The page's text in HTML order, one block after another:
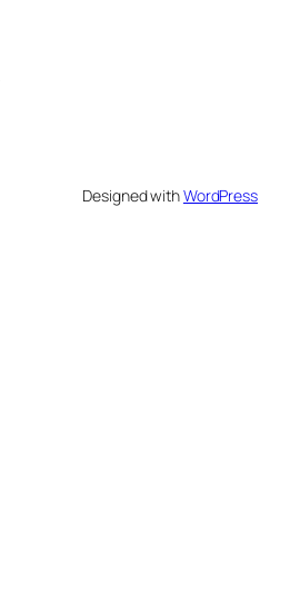
Designed withWordPress